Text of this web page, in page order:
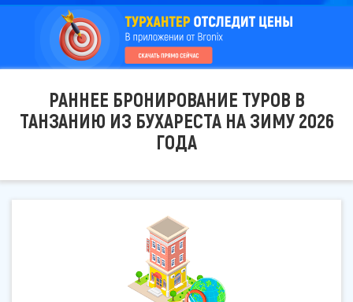
РАННЕЕ БРОНИРОВАНИЕ ТУРОВ В
ТАНЗАНИЮ ИЗ БУХАРЕСТА НА ЗИМУ 2026
ГОДА